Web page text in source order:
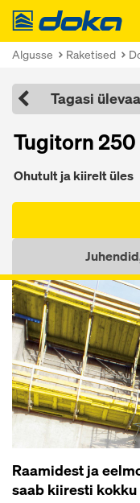
Doka
Algusse Raketised
Tagasi
Tugitorn 250
Ohutult ja kiirelt üles
Raamidest ja
saab kiiresti